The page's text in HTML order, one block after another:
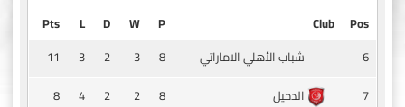
Pos
Club
P
W
D
L
Pts
6
شباب الأهلي الاماراتي 8
3
2
3
11
7
الدحيل 8
2
2
4
8